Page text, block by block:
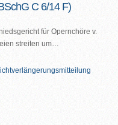
C 6/14 F)
für Opernchöre v.
streiten um…